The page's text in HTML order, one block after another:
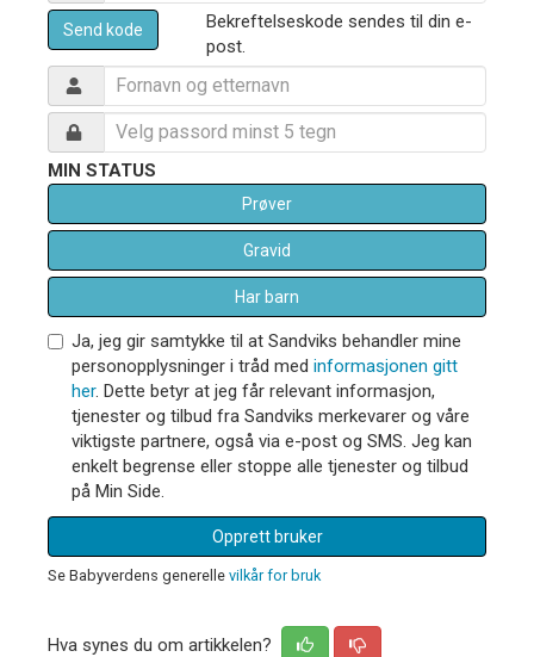
Send kode
Bekreftelseskode sendes til din e-
post.
MIN STATUS
Prøver
Gravid
Har barn
Ja, jeg gir samtykke til at Sandviks behandler mine
personopplysninger i tråd med informasjonen gitt
her. Dette betyr at jeg får relevant informasjon,
tjenester og tilbud fra Sandviks merkevarer og våre
viktigste partnere, også via e-post og SMS. Jeg kan
enkelt begrense eller stoppe alle tjenester og tilbud
på Min Side.
Opprett bruker
Se Babyverdens generelle vilkår for bruk
Hva synes du om artikkelen?